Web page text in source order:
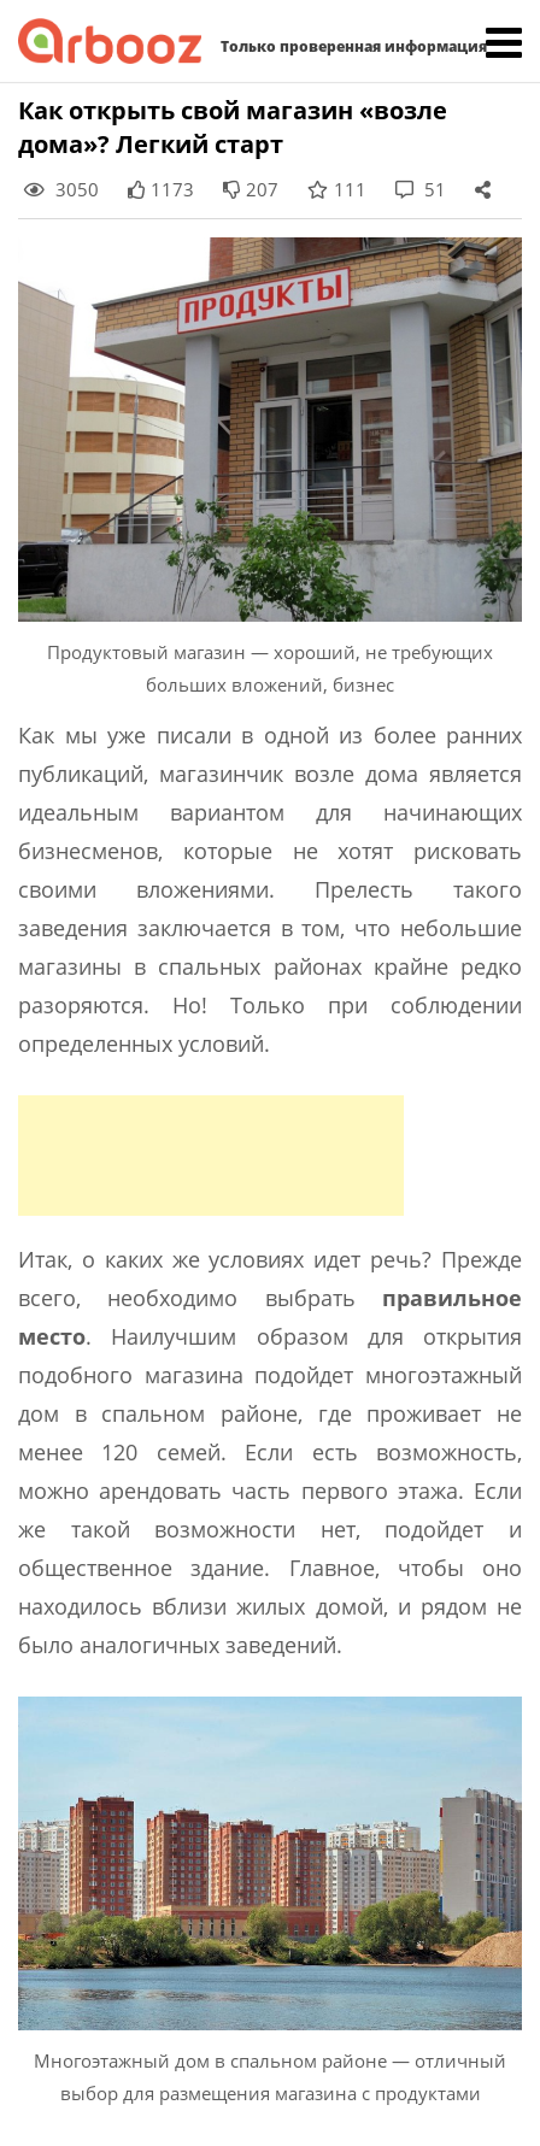
Только проверенная информация
Skip
content
Как открыть свой магазин «возле
дома»? Легкий старт
3050 1173 207 111 51
Продуктовый магазин — хороший, не требующих
больших вложений, бизнес
Как мы уже писали в одной из более ранних
публикаций, магазинчик возле дома является
идеальным вариантом для начинающих
бизнесменов, которые не хотят рисковать
своими вложениями. Прелесть такого
заведения заключается в том, что небольшие
магазины в спальных районах крайне редко
разоряются. Но! Только при соблюдении
определенных условий.
Итак, о каких же условиях идет речь? Прежде
всего, необходимо выбрать правильное
место. Наилучшим образом для открытия
подобного магазина подойдет многоэтажный
дом в спальном районе, где проживает не
менее 120 семей. Если есть возможность,
можно арендовать часть первого этажа. Если
же такой возможности нет, подойдет и
общественное здание. Главное, чтобы оно
находилось вблизи жилых домой, и рядом не
было аналогичных заведений.
Многоэтажный дом в спальном районе — отличный
выбор для размещения магазина с продуктами
Найти: